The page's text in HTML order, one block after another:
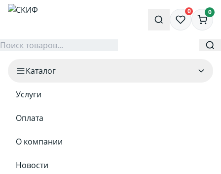
0 0
Каталог
Услуги
Оплата
О компании
Новости